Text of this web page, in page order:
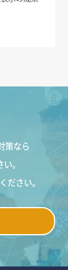
策なら
。
ださい。